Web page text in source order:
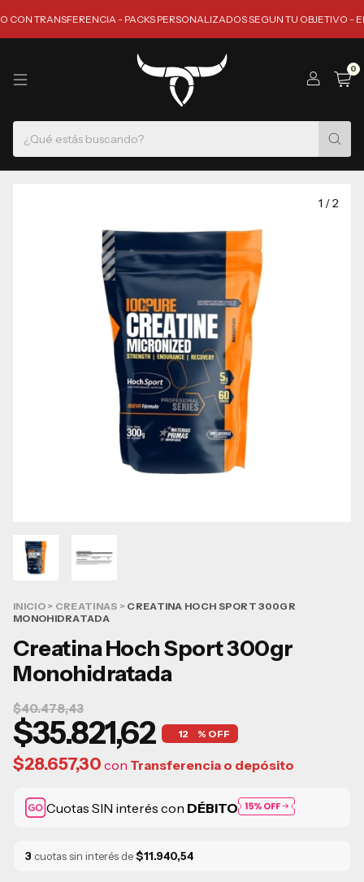
TRANSFERENCIA - PACKS PERSONALIZADOS SEGUN TU OBJETIVO -
0
1 /2
INICIO > CREATINAS > CREATINA HOCH SPORT 300GR
MONOHIDRATADA
Creatina Hoch Sport 300gr
Monohidratada
$40.478,43
$35.821,62 12 % OFF
$28.657,30 con Transferencia o depósito
Cuotas SIN interés con DÉBITO
3 cuotas sin interés de$11.940,54